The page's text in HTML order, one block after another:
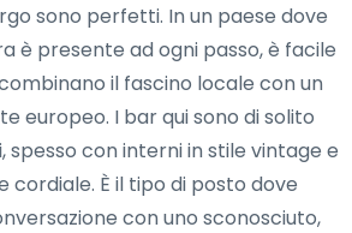
sono perfetti. In un paese dove
è presente ad ogni passo, è facile
il fascino locale con un
europeo. I bar qui sono di solito
spesso con interni in stile vintage e
cordiale. È il tipo di posto dove
con uno sconosciuto,